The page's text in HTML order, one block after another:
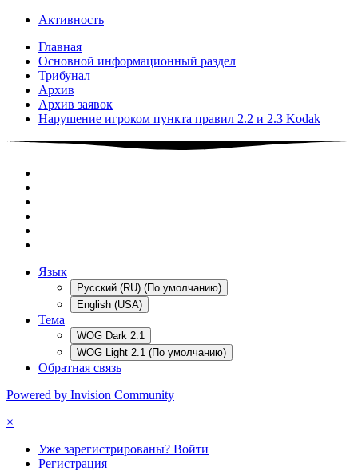
Активность
Главная
Основной информационный раздел
Трибунал
Архив
Архив заявок
Нарушение игроком пункта правил 2.2 и 2.3 Kodak
Язык
Русский (RU) (По умолчанию)
English (USA)
Тема
WOG Dark 2.1
WOG Light 2.1 (По умолчанию)
Обратная связь
Powered by Invision Community
×
Уже зарегистрированы? Войти
Регистрация